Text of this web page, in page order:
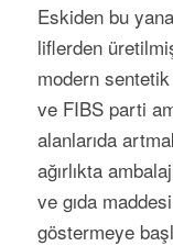
Eskiden bu
liflerden
modern
ve FIBS parti
alanlarıda
ağırlıkta
ve gıda
göstermeye